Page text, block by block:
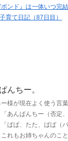
ボンド』は一体いつ完
育て日記（87日目）
んちー。
様が現在よく使う言
「あんぱんちー（否定
「ぱぱ、たた、ばば（
これもお姉ちゃんのこ